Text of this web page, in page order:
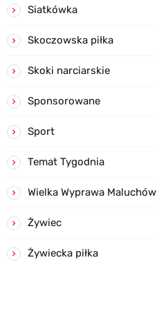
Siatkówka
Skoczowska piłka
Skoki narciarskie
Sponsorowane
Sport
Temat Tygodnia
Wielka Wyprawa Maluchów
Żywiec
Żywiecka piłka